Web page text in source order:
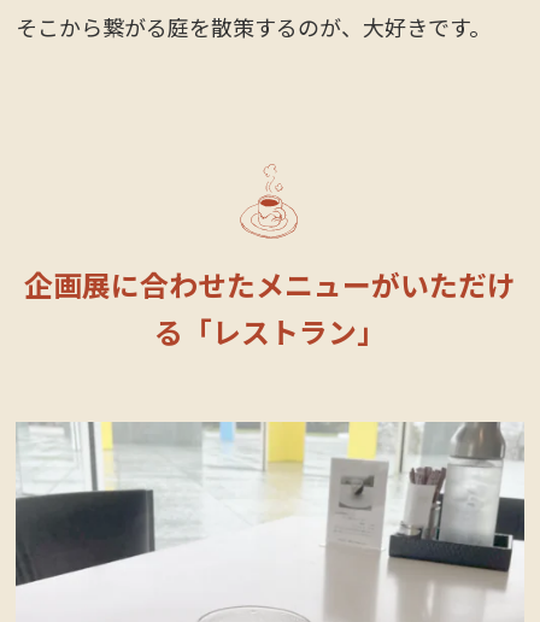
そこから繋がる庭を散策するのが、大好きです。
企画展に合わせたメニューがいただけ
る「レストラン」